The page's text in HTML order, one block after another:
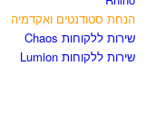
הנחת סטודנטים ואקדמיה
שירות ללקוחות Chaos
שירות ללקוחות Lumion